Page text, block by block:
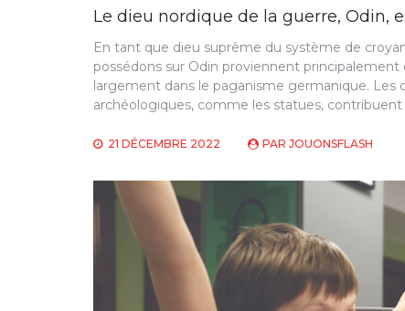
Le dieu nordique de la guerre, Odin,
En tant que dieu suprême du système de
possédons sur Odin proviennent
largement dans le paganisme germanique.
archéologiques, comme les statues,
21 DÉCEMBRE 2022 PAR JOUONSFLASH